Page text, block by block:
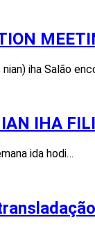
iha Salão
IHA
ida hodi…